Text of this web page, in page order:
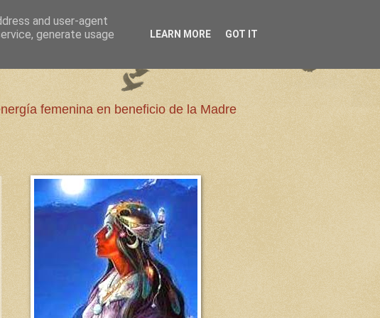
femenina en beneficio de la Madre
and user-agent
generate usage
LEARN MORE GOT IT